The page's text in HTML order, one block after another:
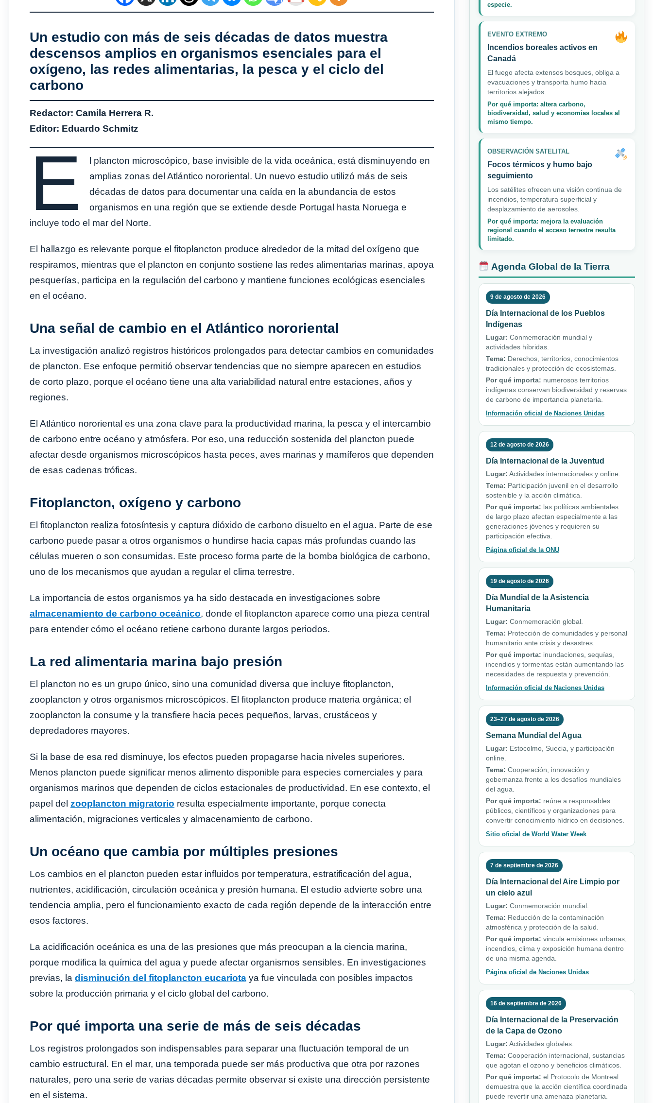
Un estudio con más de seis décadas de datos muestra
descensos amplios en organismos esenciales para el
oxígeno, las redes alimentarias, la pesca y el ciclo del
carbono
Redactor: Camila Herrera R.
Editor: Eduardo Schmitz
E
l plancton microscópico, base invisible de la vida oceánica, está disminuyendo en
amplias zonas del Atlántico nororiental. Un nuevo estudio utilizó más de seis
décadas de datos para documentar una caída en la abundancia de estos
organismos en una región que se extiende desde Portugal hasta Noruega e
incluye todo el mar del Norte.
El hallazgo es relevante porque el fitoplancton produce alrededor de la mitad del oxígeno que
respiramos, mientras que el plancton en conjunto sostiene las redes alimentarias marinas, apoya
pesquerías, participa en la regulación del carbono y mantiene funciones ecológicas esenciales
en el océano.
Una señal de cambio en el Atlántico nororiental
La investigación analizó registros históricos prolongados para detectar cambios en comunidades
de plancton. Ese enfoque permitió observar tendencias que no siempre aparecen en estudios
de corto plazo, porque el océano tiene una alta variabilidad natural entre estaciones, años y
regiones.
El Atlántico nororiental es una zona clave para la productividad marina, la pesca y el intercambio
de carbono entre océano y atmósfera. Por eso, una reducción sostenida del plancton puede
afectar desde organismos microscópicos hasta peces, aves marinas y mamíferos que dependen
de esas cadenas tróficas.
Fitoplancton, oxígeno y carbono
El fitoplancton realiza fotosíntesis y captura dióxido de carbono disuelto en el agua. Parte de ese
carbono puede pasar a otros organismos o hundirse hacia capas más profundas cuando las
células mueren o son consumidas. Este proceso forma parte de la bomba biológica de carbono,
uno de los mecanismos que ayudan a regular el clima terrestre.
La importancia de estos organismos ya ha sido destacada en investigaciones sobre
almacenamiento de carbono oceánico, donde el fitoplancton aparece como una pieza central
para entender cómo el océano retiene carbono durante largos periodos.
La red alimentaria marina bajo presión
El plancton no es un grupo único, sino una comunidad diversa que incluye fitoplancton,
zooplancton y otros organismos microscópicos. El fitoplancton produce materia orgánica; el
zooplancton la consume y la transfiere hacia peces pequeños, larvas, crustáceos y
depredadores mayores.
Si la base de esa red disminuye, los efectos pueden propagarse hacia niveles superiores.
Menos plancton puede significar menos alimento disponible para especies comerciales y para
organismos marinos que dependen de ciclos estacionales de productividad. En ese contexto, el
papel del zooplancton migratorio resulta especialmente importante, porque conecta
alimentación, migraciones verticales y almacenamiento de carbono.
Un océano que cambia por múltiples presiones
Los cambios en el plancton pueden estar influidos por temperatura, estratificación del agua,
nutrientes, acidificación, circulación oceánica y presión humana. El estudio advierte sobre una
tendencia amplia, pero el funcionamiento exacto de cada región depende de la interacción entre
esos factores.
La acidificación oceánica es una de las presiones que más preocupan a la ciencia marina,
porque modifica la química del agua y puede afectar organismos sensibles. En investigaciones
previas, la disminución del fitoplancton eucariota ya fue vinculada con posibles impactos
sobre la producción primaria y el ciclo global del carbono.
Por qué importa una serie de más de seis décadas
Los registros prolongados son indispensables para separar una fluctuación temporal de un
cambio estructural. En el mar, una temporada puede ser más productiva que otra por razones
naturales, pero una serie de varias décadas permite observar si existe una dirección persistente
en el sistema.
especie.
EVENTO EXTREMO
Incendios boreales activos en
Canadá
El fuego afecta extensos bosques, obliga a
evacuaciones y transporta humo hacia
territorios alejados.
Por qué importa: altera carbono,
biodiversidad, salud y economías locales al
mismo tiempo.
OBSERVACIÓN SATELITAL
Focos térmicos y humo bajo
seguimiento
Los satélites ofrecen una visión continua de
incendios, temperatura superficial y
desplazamiento de aerosoles.
Por qué importa: mejora la evaluación
regional cuando el acceso terrestre resulta
limitado.
Agenda Global de la Tierra
9 de agosto de 2026
Día Internacional de los Pueblos
Indígenas
Lugar: Conmemoración mundial y
actividades híbridas.
Tema: Derechos, territorios, conocimientos
tradicionales y protección de ecosistemas.
Por qué importa: numerosos territorios
indígenas conservan biodiversidad y reservas
de carbono de importancia planetaria.
Información oficial de Naciones Unidas
12 de agosto de 2026
Día Internacional de la Juventud
Lugar: Actividades internacionales y online.
Tema: Participación juvenil en el desarrollo
sostenible y la acción climática.
Por qué importa: las políticas ambientales
de largo plazo afectan especialmente a las
generaciones jóvenes y requieren su
participación efectiva.
Página oficial de la ONU
19 de agosto de 2026
Día Mundial de la Asistencia
Humanitaria
Lugar: Conmemoración global.
Tema: Protección de comunidades y personal
humanitario ante crisis y desastres.
Por qué importa: inundaciones, sequías,
incendios y tormentas están aumentando las
necesidades de respuesta y prevención.
Información oficial de Naciones Unidas
23–27 de agosto de 2026
Semana Mundial del Agua
Lugar: Estocolmo, Suecia, y participación
online.
Tema: Cooperación, innovación y
gobernanza frente a los desafíos mundiales
del agua.
Por qué importa: reúne a responsables
públicos, científicos y organizaciones para
convertir conocimiento hídrico en decisiones.
Sitio oficial de World Water Week
7 de septiembre de 2026
Día Internacional del Aire Limpio por
un cielo azul
Lugar: Conmemoración mundial.
Tema: Reducción de la contaminación
atmosférica y protección de la salud.
Por qué importa: vincula emisiones urbanas,
incendios, clima y exposición humana dentro
de una misma agenda.
Página oficial de Naciones Unidas
16 de septiembre de 2026
Día Internacional de la Preservación
de la Capa de Ozono
Lugar: Actividades globales.
Tema: Cooperación internacional, sustancias
que agotan el ozono y beneficios climáticos.
Por qué importa: el Protocolo de Montreal
demuestra que la acción científica coordinada
puede revertir una amenaza planetaria.